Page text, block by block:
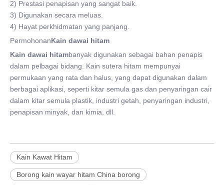
2) Prestasi penapisan yang sangat baik.
3) Digunakan secara meluas.
4) Hayat perkhidmatan yang panjang.
PermohonanKain dawai hitam
Kain dawai hitambanyak digunakan sebagai bahan penapis
dalam pelbagai bidang. Kain sutera hitam mempunyai
permukaan yang rata dan halus, yang dapat digunakan dalam
berbagai aplikasi, seperti kitar semula gas dan penyaringan cair
dalam kitar semula plastik, industri getah, penyaringan industri,
penapisan minyak, dan kimia, dll.
Kain Kawat Hitam
Borong kain wayar hitam China borong